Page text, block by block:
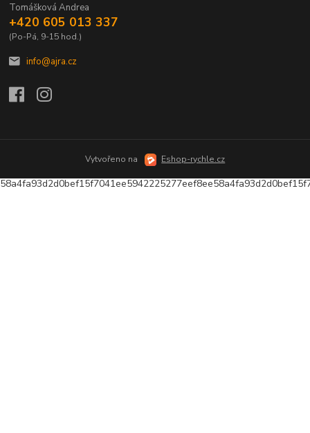
Tomášková Andrea
+420 605 013 337
(Po-Pá, 9-15 hod.)
info@ajra.cz
Vytvořeno na Eshop-rychle.cz